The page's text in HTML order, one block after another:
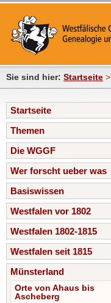
Sie sind hier: Startseite >
Startseite
Themen
Die WGGF
Wer forscht ueber was
Basiswissen
Westfalen vor 1802
Westfalen 1802-1815
Westfalen seit 1815
Münsterland
Orte von Ahaus bis
Ascheberg